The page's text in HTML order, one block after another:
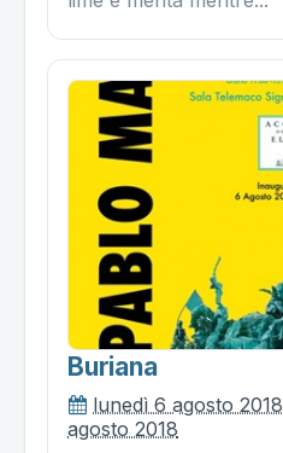
Buriana
lunedì 6 agosto 2018
agosto 2018